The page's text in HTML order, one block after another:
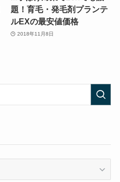
題！育毛・発毛剤プランテ
ルEXの最安値価格
2018年11月8日